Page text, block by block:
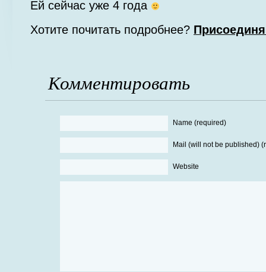
Ей сейчас уже 4 года
Хотите почитать подробнее?
Комментировать
Name (required)
Mail (will not be published)
Website